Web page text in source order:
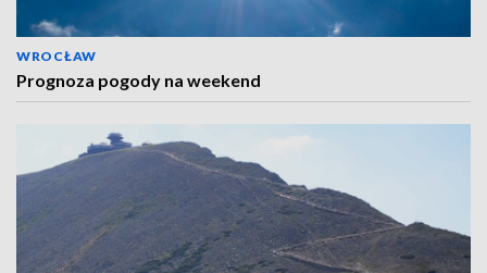
WROCŁAW
Prognoza pogody na weekend